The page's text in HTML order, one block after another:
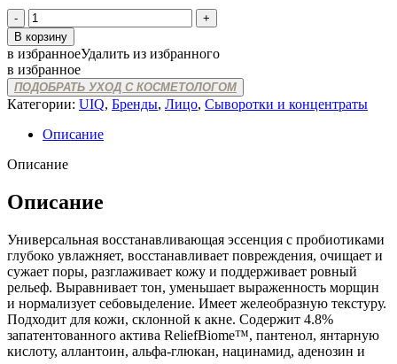
Количество
товара
UIQ
BIOME
REMEDY
ESSENCE
В корзину
в избранноеУдалить из избранного
в избранное
ПОДОБРАТЬ УХОД С КОСМЕТОЛОГОМ
Категории: UIQ, Бренды, Лицо, Сыворотки и концентраты
Описание
Описание
Описание
Универсальная восстанавливающая эссенция с пробиотиками
глубоко увлажняет, восстанавливает повреждения, очищает и
сужает поры, разглаживает кожу и поддерживает ровный
рельеф. Выравнивает тон, уменьшает выраженность морщин
и нормализует себовыделение. Имеет желеобразную текстуру.
Подходит для кожи, склонной к акне. Содержит 4.8%
запатентованного актива ReliefBiome™, пантенол, янтарную
кислоту, аллантоин, альфа-глюкан, нацинамид, аденозин и